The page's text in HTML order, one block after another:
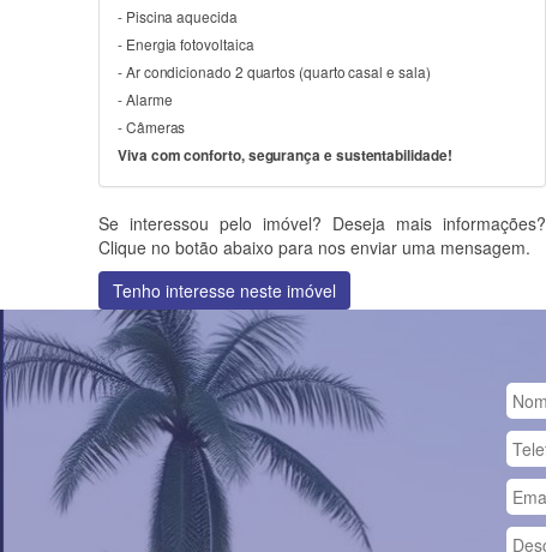
- Piscina aquecida
- Energia fotovoltaica
- Ar condicionado 2 quartos (quarto casal e sala)
- Alarme
- Câmeras
Viva com conforto, segurança e sustentabilidade!
Se interessou pelo imóvel? Deseja mais informações?
Clique no botão abaixo para nos enviar uma mensagem.
Tenho interesse neste imóvel